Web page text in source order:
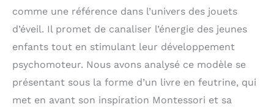
comme une référence dans l’univers des jouets
d’éveil. Il promet de canaliser l’énergie des jeunes
enfants tout en stimulant leur développement
psychomoteur. Nous avons analysé ce modèle se
présentant sous la forme d’un livre en feutrine, qui
met en avant son inspiration Montessori et sa